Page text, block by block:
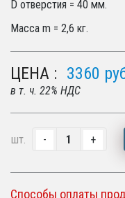
D отверстия = 40 мм.
Масса m = 2,6 кг.
ЦЕНА : 3360
в т. ч. 22% НДС
шт.
Способы оплаты